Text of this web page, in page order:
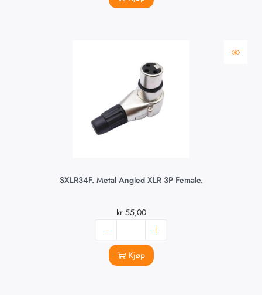
SXLR34F. Metal Angled XLR 3P Female.
kr55,00
Kjøp